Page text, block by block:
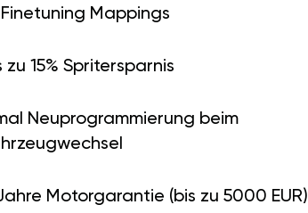
Finetuning Mappings
zu 15% Spritersparnis
Neuprogrammierung beim
Motorgarantie (bis zu 5000 EUR)